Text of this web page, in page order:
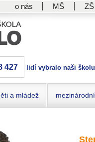
o nás MŠ ZŠ
427 lidí vybralo naši
a mládež